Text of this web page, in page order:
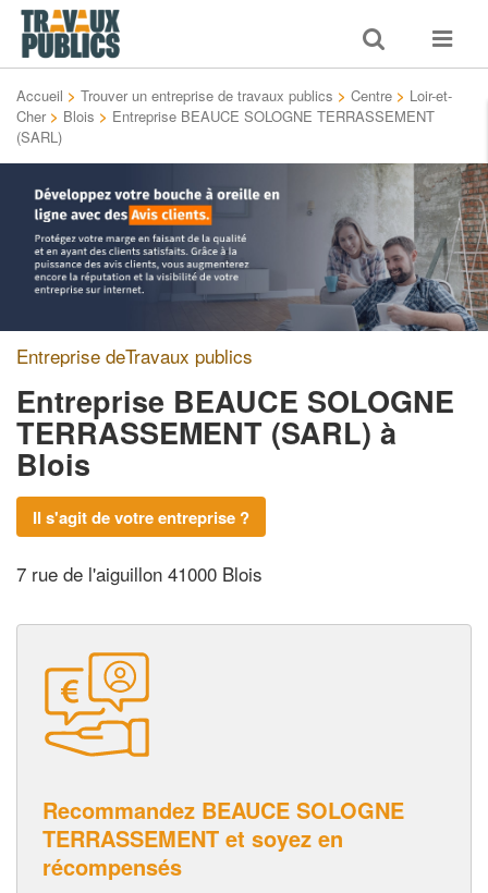
Toggle
search
Toggle
Accueil > Trouver un entreprise de travaux publics > Centre > Loir-et-
Cher > Blois > Entreprise BEAUCE SOLOGNE TERRASSEMENT
(SARL)
Entreprise deTravaux publics
Entreprise BEAUCE SOLOGNE
TERRASSEMENT (SARL) à
Blois
Il s'agit de votre entreprise ?
7 rue de l'aiguillon 41000 Blois
Recommandez BEAUCE SOLOGNE
TERRASSEMENT et soyez en
récompensés